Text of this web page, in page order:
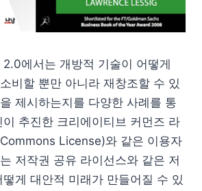
에서는 개방적 기술이 어떻게
비할 뿐만 아니라 재창조할 수 있
제시하는지를 다양한 사례를 통
추진한 크리에이티브 커먼즈 라
License)와 같은 이용자
저작권 공유 라이선스와 같은 저
게 대안적 미래가 만들어질 수 있